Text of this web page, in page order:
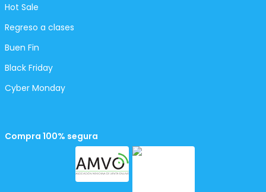
Hot Sale
Regreso a clases
Buen Fin
Black Friday
Cyber Monday
Compra 100% segura